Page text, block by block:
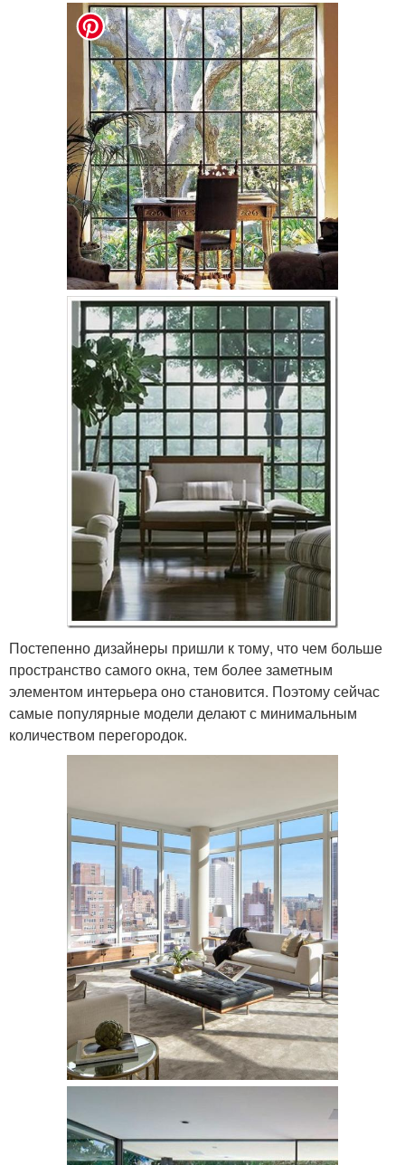
Постепенно дизайнеры пришли к тому, что чем больше
пространство самого окна, тем более заметным
элементом интерьера оно становится. Поэтому сейчас
самые популярные модели делают с минимальным
количеством перегородок.